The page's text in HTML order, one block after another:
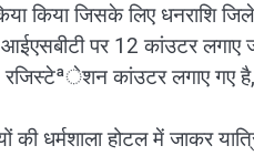
किया जिसके लिए धनराशि जिले
पर 12 कांउटर
रजिस्टेªेशन कांउटर लगाए गए
की धर्मशाला होटल में जाकर